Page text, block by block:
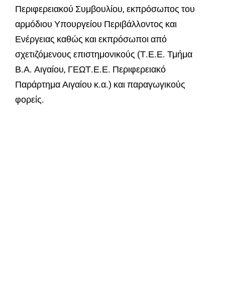
Περιφερειακού Συμβουλίου, εκπρόσωπος του
αρμόδιου Υπουργείου Περιβάλλοντος και
Ενέργειας καθώς και εκπρόσωποι από
σχετιζόμενους επιστημονικούς (Τ.Ε.Ε. Τμήμα
Β.Α. Αιγαίου, ΓΕΩΤ.Ε.Ε. Περιφερειακό
Παράρτημα Αιγαίου κ.α.) και παραγωγικούς
φορείς.